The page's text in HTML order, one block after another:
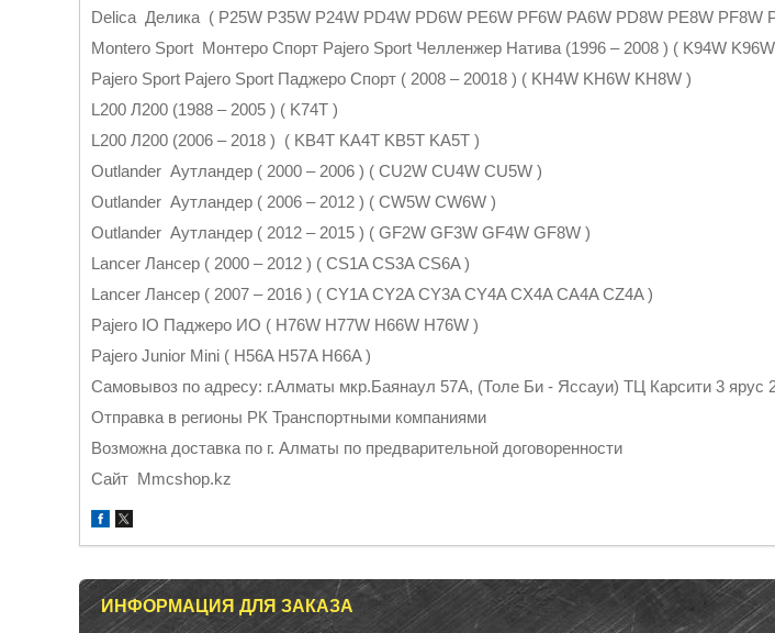
Delica Делика ( P25W P35W P24W PD4W PD6W PE6W PF6W PA6W PD8W PE8W PF8W
Montero Sport Монтеро Спорт Pajero Sport Челленжер Натива (1996 – 2008 ) ( K94W
Pajero Sport Pajero Sport Паджеро Спорт ( 2008 – 20018 ) ( KH4W KH6W KH8W )
L200 Л200 (1988 – 2005 ) ( K74T )
L200 Л200 (2006 – 2018 ) ( KB4T KA4T KB5T KA5T )
Outlander Аутландер ( 2000 – 2006 ) ( CU2W CU4W CU5W )
Outlander Аутландер ( 2006 – 2012 ) ( CW5W CW6W )
Outlander Аутландер ( 2012 – 2015 ) ( GF2W GF3W GF4W GF8W )
Lancer Лансер ( 2000 – 2012 ) ( CS1A CS3A CS6A )
Lancer Лансер ( 2007 – 2016 ) ( CY1A CY2A CY3A CY4A CX4A CA4A CZ4A )
Pajero IO Паджеро ИО ( H76W H77W H66W H76W )
Pajero Junior Mini ( H56A H57A H66A )
Самовывоз по адресу: г.Алматы мкр.Баянаул 57А, (Толе Би - Яссауи) ТЦ Карсити 3 ярус
Отправка в регионы РК Транспортными компаниями
Возможна доставка по г. Алматы по предварительной договоренности
Cайт Mmcshop.kz
ИНФОРМАЦИЯ ДЛЯ ЗАКАЗА